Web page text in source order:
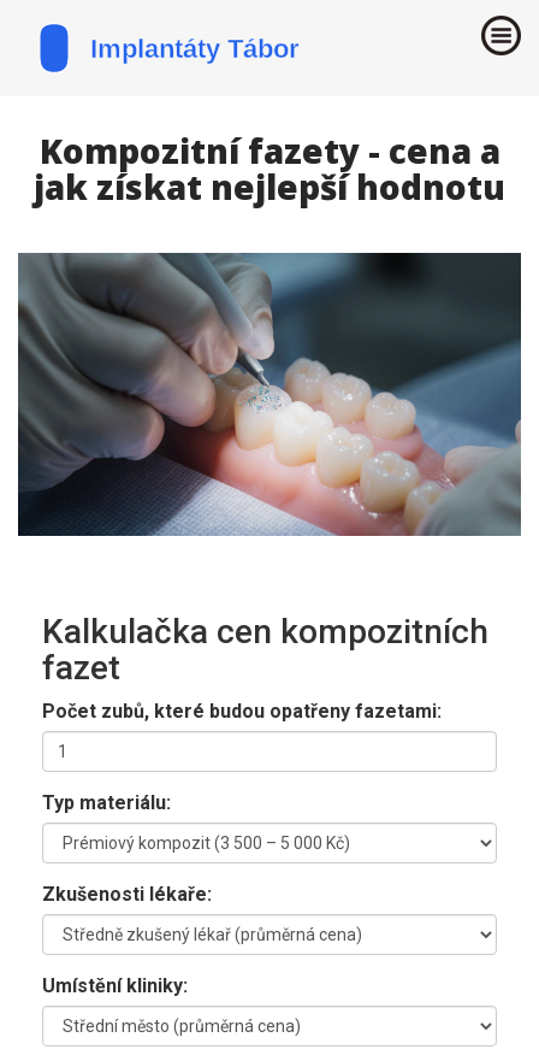
Kompozitní fazety - cena a
jak získat nejlepší hodnotu
Kalkulačka cen kompozitních
fazet
Počet zubů, které budou opatřeny fazetami:
Typ materiálu:
Zkušenosti lékaře:
Umístění kliniky: